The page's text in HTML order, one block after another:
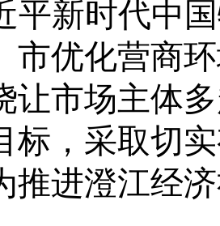
平新时代中
市优化营商
让市场主体
标， 采取切
推进澄江经